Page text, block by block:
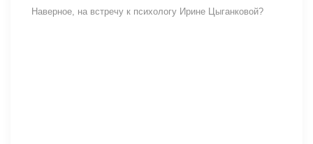
Наверное, на встречу к психологу Ирине Цыганковой?